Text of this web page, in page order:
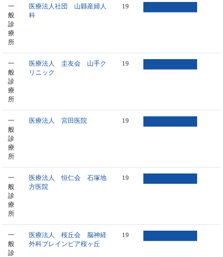
一
般
診
療
所
医療法人社団 山縣産婦人
科
19
一
般
診
療
所
医療法人 圭友会 山手ク
リニック
19
一
般
診
療
所
医療法人 宮田医院 19
一
般
診
療
所
医療法人 恒仁会 石塚地
方医院
19
一
般
診
医療法人 桜丘会 脳神経
外科ブレインピア桜ヶ丘
19